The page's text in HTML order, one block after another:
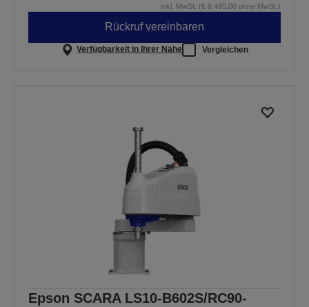
inkl. MwSt. (€ 8.495,00 ohne MwSt.)
Rückruf vereinbaren
Verfügbarkeit in Ihrer Nähe Vergleichen
Epson SCARA LS10-B602S/RC90-